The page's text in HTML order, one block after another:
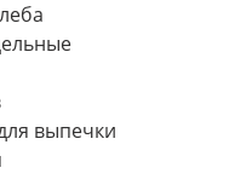
выпечки